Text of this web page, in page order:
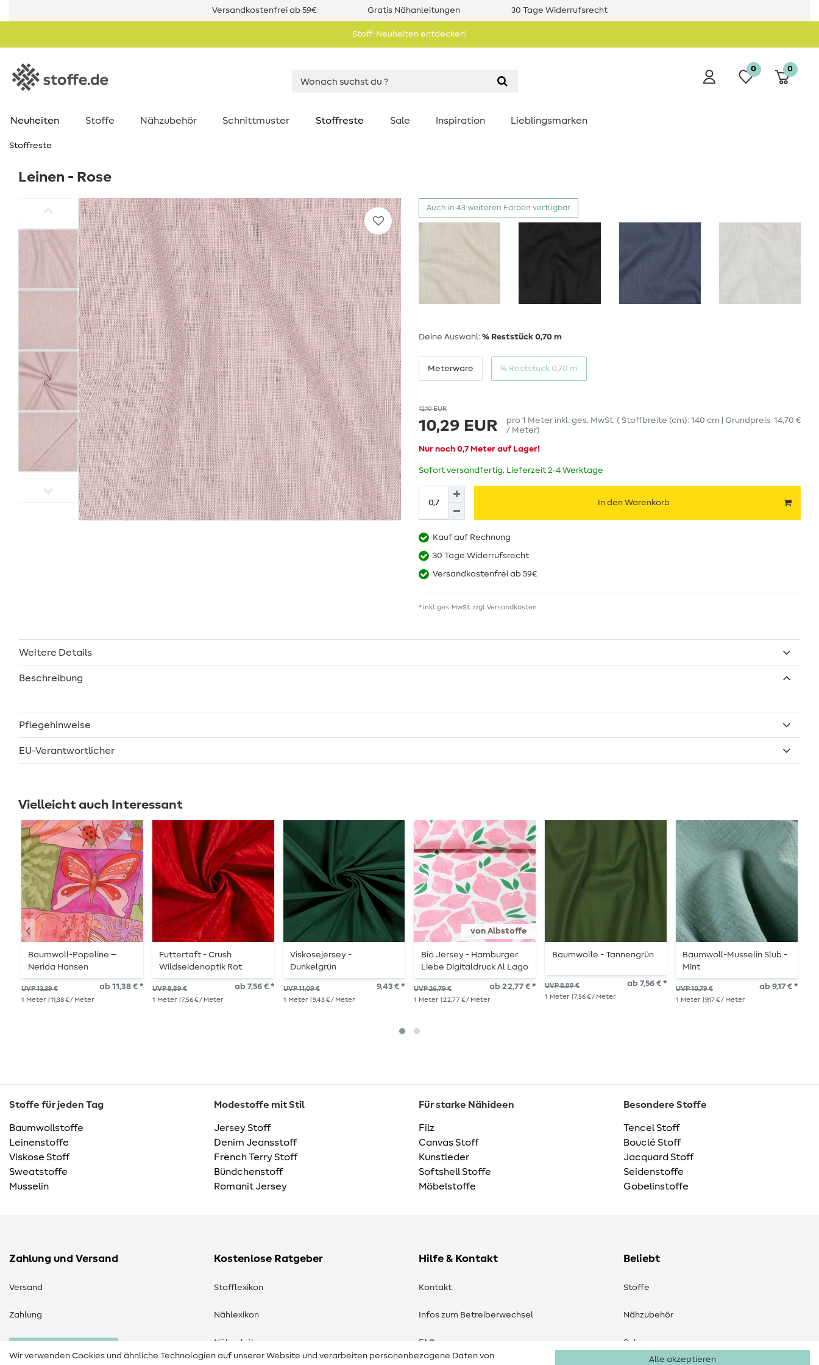
Versandkostenfrei ab 59€ Gratis Nähanleitungen 30 Tage Widerrufsrecht
Stoff-Neuheiten entdecken!
0 0
Neuheiten Stoffe Nähzubehör Schnittmuster Stoffreste Sale Inspiration Lieblingsmarken
Stoffreste
Leinen - Rose
Auch in 43 weiteren Farben verfügbar
Deine Auswahl: % Reststück 0,70 m
Meterware % Reststück 0,70 m
12,10 EUR
10,29 EUR pro 1 Meter inkl. ges. MwSt. ( Stoffbreite (cm): 140 cm | Grundpreis 14,70 €
/ Meter)
Nur noch 0,7 Meter auf Lager!
Sofort versandfertig, Lieferzeit 2-4 Werktage
In den Warenkorb
Kauf auf Rechnung
30 Tage Widerrufsrecht
Versandkostenfrei ab 59€
* inkl. ges. MwSt. zzgl.Versandkosten
Weitere Details
Beschreibung
Pflegehinweise
EU-Verantwortlicher
Vielleicht auch Interessant
Baumwoll-Popeline –
Nerida Hansen
Digitaldruck Creatures
Pink
UVP 13,39 € ab 11,38 € *
1 Meter | 11,38 € / Meter
Futtertaft - Crush
Wildseidenoptik Rot
UVP 8,89 € ab 7,56 € *
1 Meter | 7,56 € / Meter
Viskosejersey -
Dunkelgrün
UVP 11,09 € 9,43 € *
1 Meter | 9,43 € / Meter
von Albstoffe
Bio Jersey - Hamburger
Liebe Digitaldruck Al Lago
Limone Rosa
UVP 26,79 € ab 22,77 € *
1 Meter | 22,77 € / Meter
Baumwolle - Tannengrün
UVP 8,89 € ab 7,56 € *
1 Meter | 7,56 € / Meter
Baumwoll-Musselin Slub -
Mint
UVP 10,79 € ab 9,17 € *
1 Meter | 9,17 € / Meter
Stoffe für jeden Tag
Baumwollstoffe
Leinenstoffe
Viskose Stoff
Sweatstoffe
Musselin
Modestoffe mit Stil
Jersey Stoff
Denim Jeansstoff
French Terry Stoff
Bündchenstoff
Romanit Jersey
Für starke Nähideen
Filz
Canvas Stoff
Kunstleder
Softshell Stoffe
Möbelstoffe
Besondere Stoffe
Tencel Stoff
Bouclé Stoff
Jacquard Stoff
Seidenstoffe
Gobelinstoffe
Zahlung und Versand
Versand
Zahlung
Kostenlose Ratgeber
Stofflexikon
Nählexikon
Nähanleitungen
Hilfe & Kontakt
Kontakt
Infos zum Betreiberwechsel
FAQ
Beliebt
Stoffe
Nähzubehör
Sale
Wir verwenden Cookies und ähnliche Technologien auf unserer Website und verarbeiten personenbezogene Daten von
Alle akzeptieren